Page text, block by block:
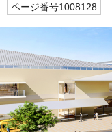
ページ番号1008128